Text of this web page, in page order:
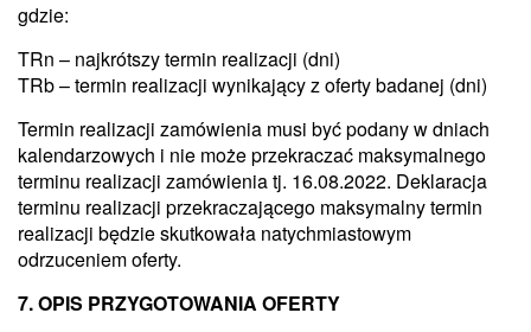
gdzie:
TRn – najkrótszy termin realizacji (dni)
TRb – termin realizacji wynikający z oferty badanej (dni)
Termin realizacji zamówienia musi być podany w dniach
kalendarzowych i nie może przekraczać maksymalnego
terminu realizacji zamówienia tj. 16.08.2022. Deklaracja
terminu realizacji przekraczającego maksymalny termin
realizacji będzie skutkowała natychmiastowym
odrzuceniem oferty.
7. OPIS PRZYGOTOWANIA OFERTY